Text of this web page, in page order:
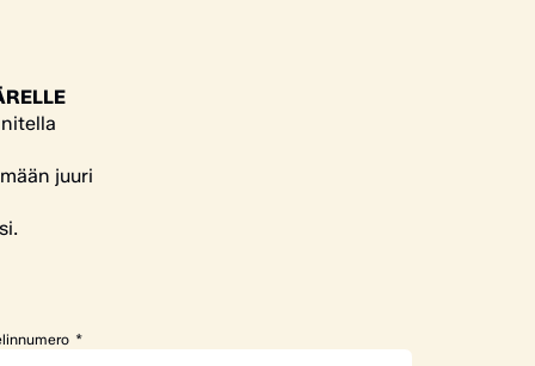
juuri